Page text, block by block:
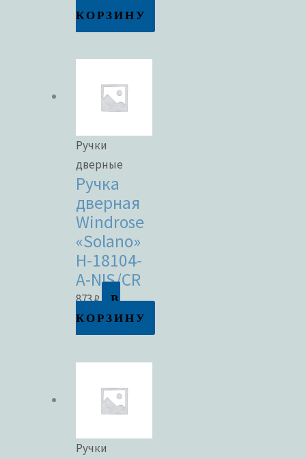
КОРЗИНУ
Ручки
дверные
Ручка
дверная
Windrose
«Solano»
H-18104-
A-NIS/CR
873₽
В
КОРЗИНУ
Ручки